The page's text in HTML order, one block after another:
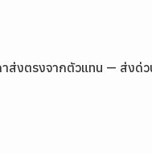
งตรงจากตัวแทน — ส่งด่ว